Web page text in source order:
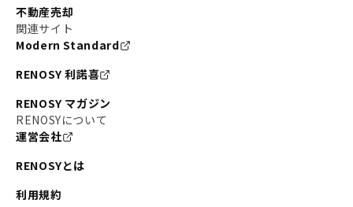
不動産売却
関連サイト
Modern Standard
RENOSY 利諾喜
RENOSY マガジン
RENOSYについて
運営会社
RENOSYとは
利用規約